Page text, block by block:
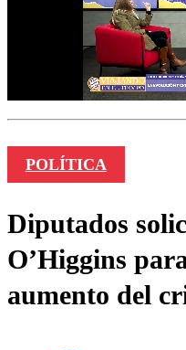
POLÍTICA
Diputados
O’Higgins
aumento del